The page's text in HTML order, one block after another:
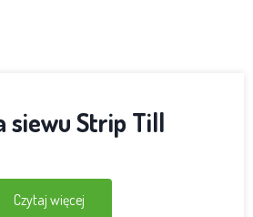
siewu Strip Till
Czytaj więcej